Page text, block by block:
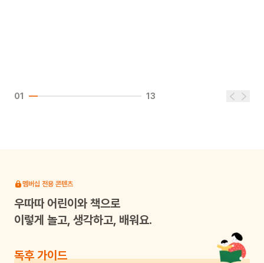
01 13
멤버십 전용 콘텐츠
우따따어린이와 책으로
이렇게 놀고, 생각하고, 배워요.
독후 가이드